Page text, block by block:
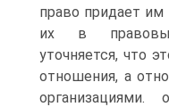
право придает им
их в
уточняется, что
отношения, а